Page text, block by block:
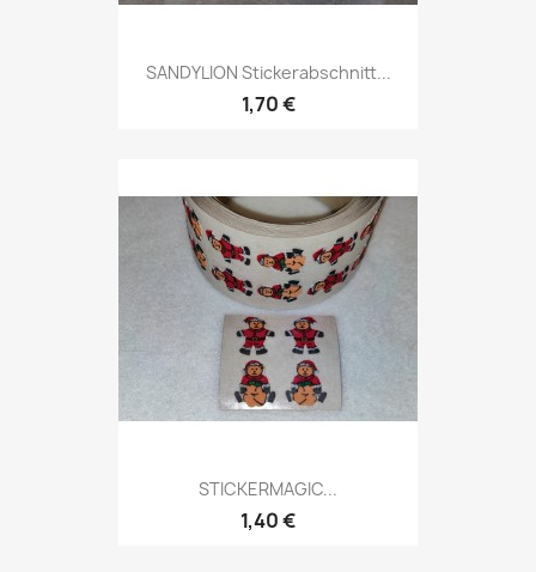
SANDYLION Stickerabschnitt...
1,70 €
STICKERMAGIC...
1,40 €